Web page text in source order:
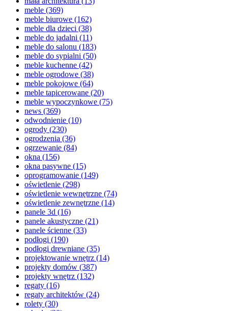
meble (369)
meble biurowe (162)
meble dla dzieci (38)
meble do jadalni (11)
meble do salonu (183)
meble do sypialni (50)
meble kuchenne (42)
meble ogrodowe (38)
meble pokojowe (64)
meble tapicerowane (20)
meble wypoczynkowe (75)
news (369)
odwodnienie (10)
ogrody (230)
ogrodzenia (36)
ogrzewanie (84)
okna (156)
okna pasywne (15)
oprogramowanie (149)
oświetlenie (298)
oświetlenie wewnętrzne (74)
oświetlenie zewnętrzne (14)
panele 3d (16)
panele akustyczne (21)
panele ścienne (33)
podłogi (190)
podłogi drewniane (35)
projektowanie wnętrz (14)
projekty domów (387)
projekty wnętrz (132)
regaty (16)
regaty architektów (24)
rolety (30)